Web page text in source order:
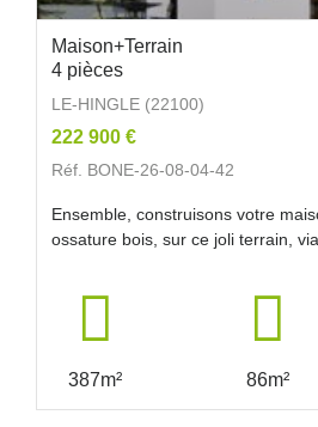
Maison+Terrain
4 pièces
LE-HINGLE (22100)
222 900 €
Réf. BONE-26-08-04-42
Ensemble, construisons votre
ossature bois, sur ce joli terrain,
387m² 86m²